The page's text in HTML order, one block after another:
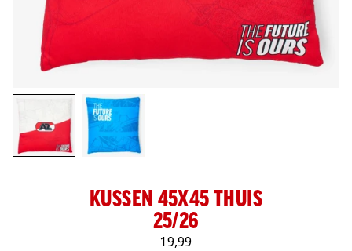
KUSSEN 45X45 THUIS
25/26
19,99